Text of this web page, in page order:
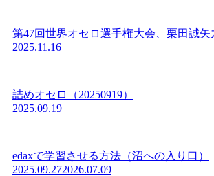
第47回世界オセロ選手権大会、栗田誠矢
2025.11.16
詰めオセロ（20250919）
2025.09.19
edaxで学習させる方法（沼への入り口）
2025.09.272026.07.09